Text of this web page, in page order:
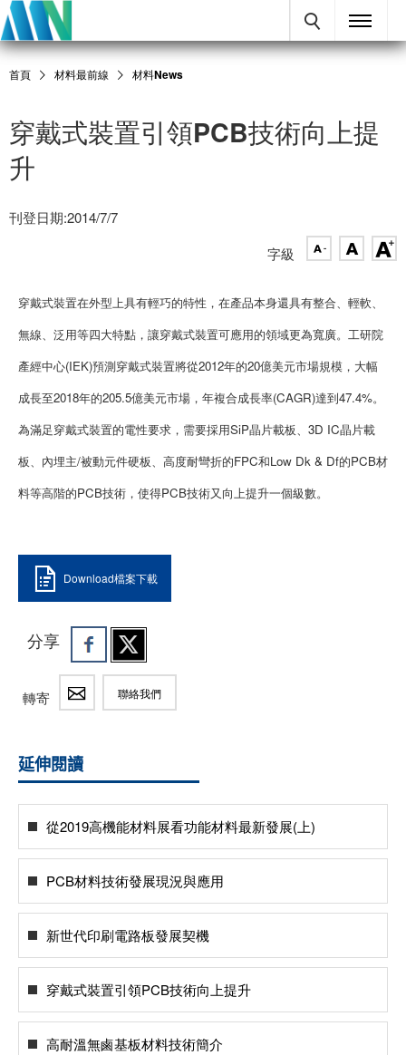
首頁 材料最前線 材料News
穿戴式裝置引領PCB技術向上提
升
刊登日期:2014/7/7
字級
穿戴式裝置在外型上具有輕巧的特性，在產品本身還具有整合、輕軟、
無線、泛用等四大特點，讓穿戴式裝置可應用的領域更為寬廣。工研院
產經中心(IEK)預測穿戴式裝置將從2012年的20億美元市場規模，大幅
成長至2018年的205.5億美元市場，年複合成長率(CAGR)達到47.4%。
為滿足穿戴式裝置的電性要求，需要採用SiP晶片載板、3D IC晶片載
板、內埋主/被動元件硬板、高度耐彎折的FPC和Low Dk & Df的PCB材
料等高階的PCB技術，使得PCB技術又向上提升一個級數。
Download檔案下載
分享
轉寄 聯絡我們
延伸閱讀
從2019高機能材料展看功能材料最新發展(上)
PCB材料技術發展現況與應用
新世代印刷電路板發展契機
穿戴式裝置引領PCB技術向上提升
高耐溫無鹵基板材料技術簡介